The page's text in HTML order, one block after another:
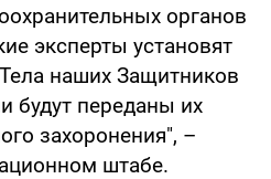
органов
эксперты установят
наших Защитников
будут переданы их
захоронения", –
штабе.